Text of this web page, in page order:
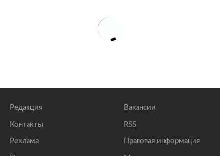
Редакция
Контакты
Реклама
Вакансии
RSS
Правовая информация